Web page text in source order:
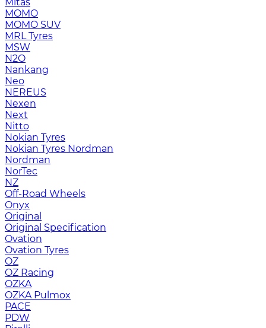
MOMO
MOMO SUV
MRL Tyres
MSW
N2O
Nankang
Neo
NEREUS
Nexen
Next
Nitto
Nokian Tyres
Nokian Tyres Nordman
Nordman
NorTec
NZ
Off-Road Wheels
Onyx
Original
Original Specification
Ovation
Ovation Tyres
OZ
OZ Racing
OZKA
OZKA Pulmox
PACE
PDW